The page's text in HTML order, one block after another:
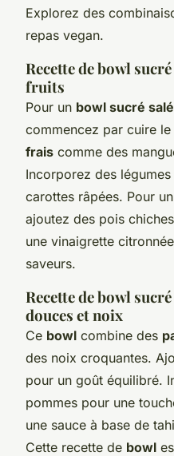
Explorez des
repas vegan.
Recette de bowl
fruits
Pour un bowl sucré salé
commencez par cuire
frais comme des
Incorporez des
carottes râpées. Pour
ajoutez des pois
une vinaigrette
saveurs.
Recette de bowl
douces et noix
Ce bowl combine des
des noix croquantes.
pour un goût équilibré.
pommes pour une
une sauce à base de
Cette recette de bowl